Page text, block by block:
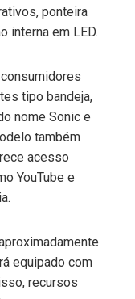
ponteira
interna em LED.
tipo bandeja,
nome Sonic e
também
acesso
YouTube e
equipado com
recursos